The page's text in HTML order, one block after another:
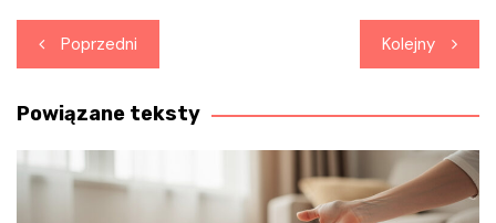
Nawigacja
wpisu
Poprzedni Kolejny
Powiązane teksty